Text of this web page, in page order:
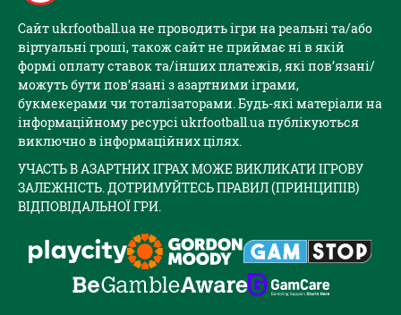
Сайт ukrfootball.ua не проводить ігри на реальні та/або
віртуальні гроші, також сайт не приймає ні в якій
формі оплату ставок та/інших платежів, які пов’язані/
можуть бути пов’язані з азартними іграми,
букмекерами чи тоталізаторами. Будь-які матеріали на
інформаційному ресурсі ukrfootball.ua публікуються
виключно в інформаційних цілях.
УЧАСТЬ В АЗАРТНИХ ІГРАХ МОЖЕ ВИКЛИКАТИ ІГРОВУ
ЗАЛЕЖНІСТЬ. ДОТРИМУЙТЕСЬ ПРАВИЛ (ПРИНЦИПІВ)
ВІДПОВІДАЛЬНОЇ ГРИ.